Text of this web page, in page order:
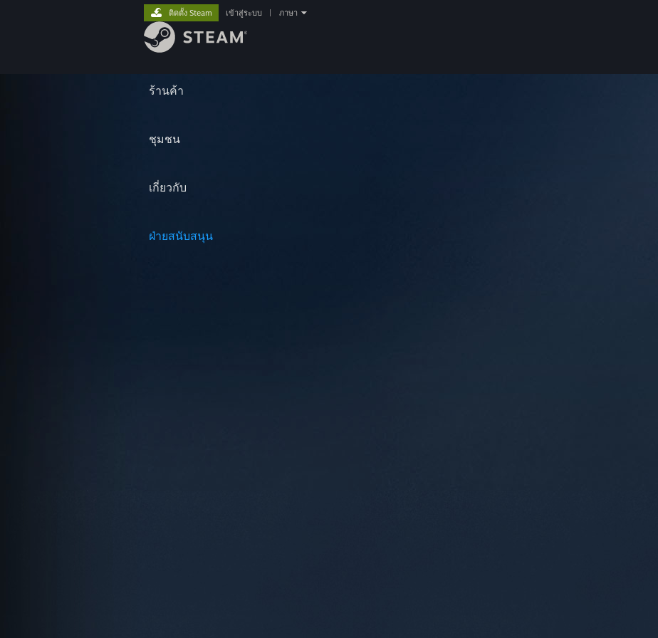
ร้านค้า
ชุมชน
เกี่ยวกับ
ฝ่ายสนับสนุน
ติดตั้ง Steam เข้าสู่ระบบ ภาษา